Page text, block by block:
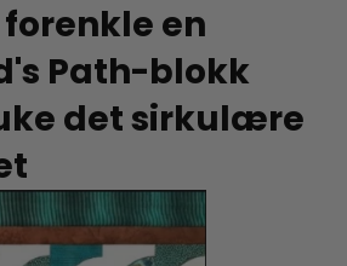
en
Path-blokk
det sirkulære